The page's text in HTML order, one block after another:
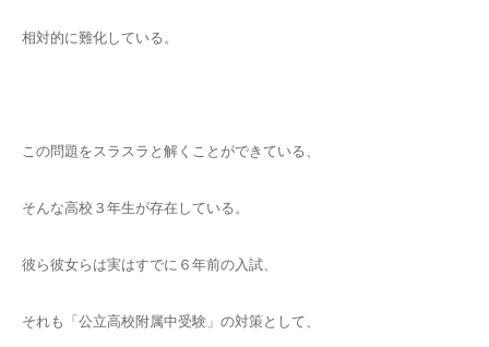
相対的に難化している。
この問題をスラスラと解くことができている、
そんな高校３年生が存在している。
彼ら彼女らは実はすでに６年前の入試、
それも「公立高校附属中受験」の対策として、